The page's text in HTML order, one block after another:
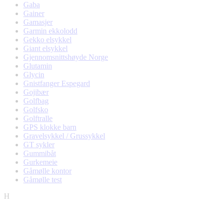
Gaba
Gainer
Gamasjer
Garmin ekkolodd
Gekko elsykkel
Giant elsykkel
Gjennomsnittshøyde Norge
Glutamin
Glycin
Gnistfanger Espegard
Gojibær
Golfbag
Golfsko
Golftralle
GPS klokke barn
Gravelsykkel / Grussykkel
GT sykler
Gummibåt
Gurkemeie
Gåmølle kontor
Gåmølle test
H